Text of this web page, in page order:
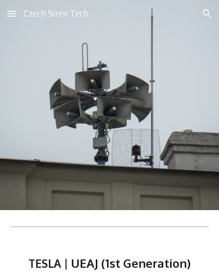
Skip to main content Skip to navigation
Czech Siren Tech
TESLA | UEAJ (1st Generation)